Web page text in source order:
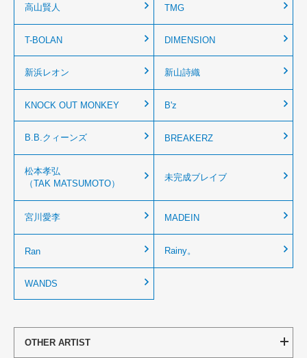
高山賢人 TMG
T-BOLAN DIMENSION
新浜レオン 新山詩織
KNOCK OUT MONKEY B'z
B.B.クィーンズ BREAKERZ
松本孝弘
（TAK MATSUMOTO）
未完成ブレイブ
宮川愛李 MADEIN
Ran Rainy。
WANDS
OTHER ARTIST